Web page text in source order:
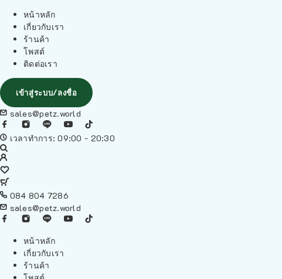
หน้าหลัก
เกี่ยวกับเรา
ร้านค้า
โพสต์
ติดต่อเรา
เข้าสู่ระบบ/ลงชื่อ
sales@petz.world
เวลาทำการ: 09:00 - 20:30
084 804 7286
sales@petz.world
หน้าหลัก
เกี่ยวกับเรา
ร้านค้า